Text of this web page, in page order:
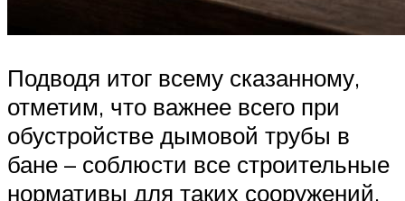
Подводя итог всему сказанному,
отметим, что важнее всего при
обустройстве дымовой трубы в
бане – соблюсти все строительные
нормативы для таких сооружений,